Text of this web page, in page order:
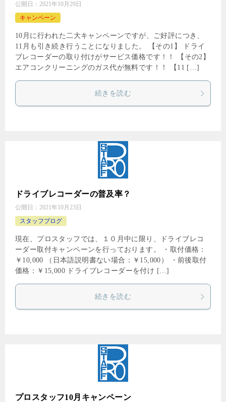
公開日： 2021年10月29日
キャンペーン
10月に行われた二大キャンペーンですが、ご好評につき、
11月も引き続き行うことになりました。 【その1】 ドライ
ブレコーダーの取り付けがサービス価格です！！ 【その2】
エアコンクリーニングのガス代が無料です！！ 【11 […]
続きを読む
ドライブレコーダーの普及率？
公開日： 2021年10月23日
スタッフブログ
現在、プロスタッフでは、１０月中に限り、ドライブレコ
ーダー取付キャンペーンを行っております。 ・取付価格：
￥10,000 （日本語説明書ない場合：￥15,000） ・前後取付
価格：￥15,000 ドライブレコーダーを付け […]
続きを読む
プロスタッフ10月キャンペーン